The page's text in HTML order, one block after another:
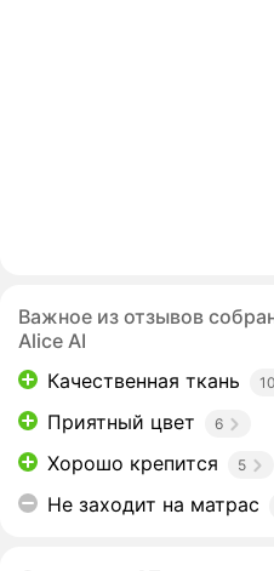
Важное из отзывов
Alice AI
Качественная ткань
10
Приятный цвет 6
Хорошо крепится 5
Не заходит на матрас